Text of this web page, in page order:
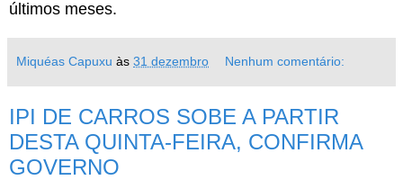
últimos meses.
Miquéas Capuxu às 31 dezembro Nenhum comentário:
IPI DE CARROS SOBE A PARTIR
DESTA QUINTA-FEIRA, CONFIRMA
GOVERNO